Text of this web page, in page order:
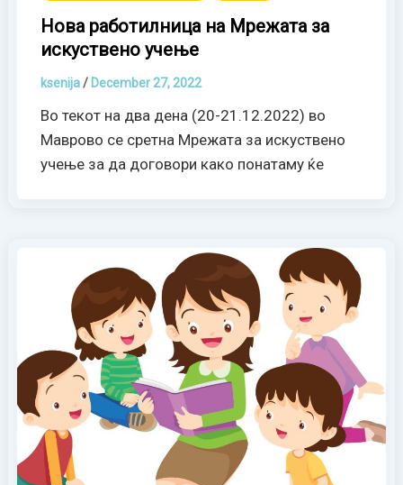
Нова работилница на Мрежата за
искуствено учење
ksenija/ December 27, 2022
Во текот на два дена (20-21.12.2022) во
Маврово се сретна Мрежата за искуствено
учење за да договори како понатаму ќе